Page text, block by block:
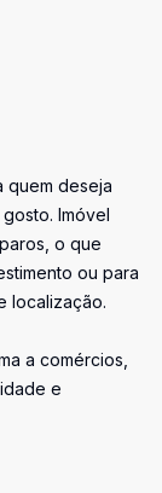
quem deseja
Imóvel
o que
ou para
localização.
a comércios,
e